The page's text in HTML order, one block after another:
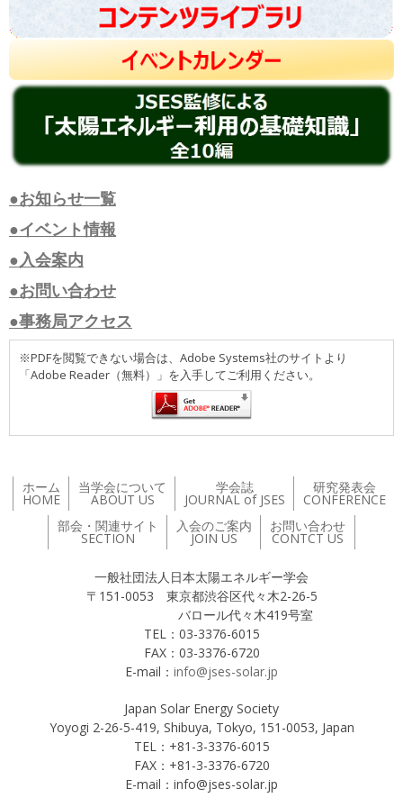
●お知らせ一覧
●イベント情報
●入会案内
●お問い合わせ
●事務局アクセス
※PDFを閲覧できない場合は、Adobe Systems社のサイトより
「Adobe Reader（無料）」を入手してご利用ください。
ホーム
HOME
当学会について
ABOUT US
学会誌
JOURNAL of JSES
研究発表会
CONFERENCE
部会・関連サイト
SECTION
入会のご案内
JOIN US
お問い合わせ
CONTCT US
一般社団法人日本太陽エネルギー学会
〒151-0053 東京都渋谷区代々木2-26-5
バロール代々木419号室
TEL：03-3376-6015
FAX：03-3376-6720
E-mail： info@jses-solar.jp
Japan Solar Energy Society
Yoyogi 2-26-5-419, Shibuya, Tokyo, 151-0053, Japan
TEL：+81-3-3376-6015
FAX：+81-3-3376-6720
E-mail：info@jses-solar.jp